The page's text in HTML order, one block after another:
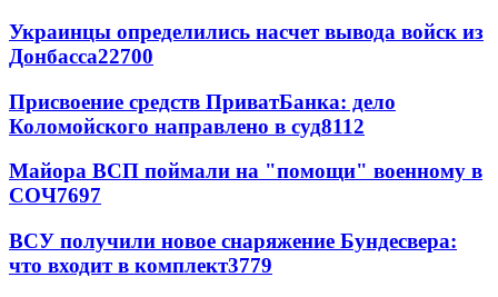
Украинцы определились насчет вывода войск из
Донбасса22700
Присвоение средств ПриватБанка: дело
Коломойского направлено в суд8112
Майора ВСП поймали на "помощи" военному в
СОЧ7697
ВСУ получили новое снаряжение Бундесвера:
что входит в комплект3779